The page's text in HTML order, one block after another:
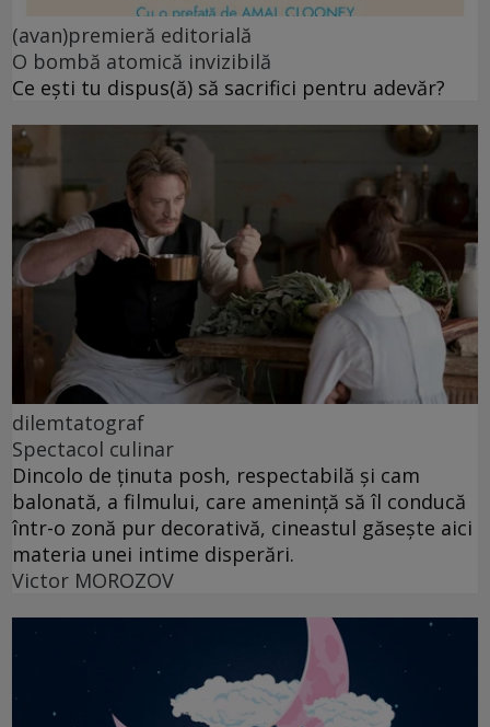
(avan)premieră editorială
O bombă atomică invizibilă
Ce ești tu dispus(ă) să sacrifici pentru adevăr?
dilemtatograf
Spectacol culinar
Dincolo de ținuta posh, respectabilă și cam
balonată, a filmului, care amenință să îl conducă
într-o zonă pur decorativă, cineastul găsește aici
materia unei intime disperări.
Victor MOROZOV